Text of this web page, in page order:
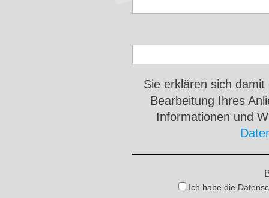
Sie erklären sich
Bearbeitung Ihres
Informationen und
Ich habe die